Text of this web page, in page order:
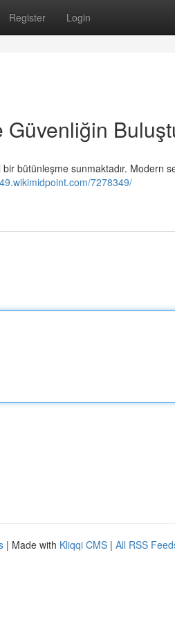
Register Login
Güvenliğin
bütünleşme sunmaktadır. Modern
7278349/
| Made with Kliqqi CMS | All RSS